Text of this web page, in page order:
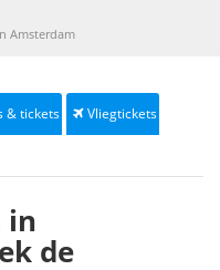
Amsterdam
& tickets Vliegtickets
in
de